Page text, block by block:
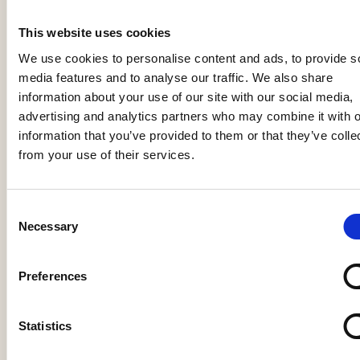
This website uses cookies
We use cookies to personalise content and ads, to provide
media features and to analyse our traffic. We also share
information about your use of our site with our social media,
advertising and analytics partners who may combine it with
information that you’ve provided to them or that they’ve
from your use of their services.
Selection
Necessary
Preferences
Statistics
Welke papiersoorten zijn het meest duurzaam?
Kan duurzaam rouwdrukwerk er ook stijlvol uitzien?
rouwkaarten?
Wij denken graag met u
mee